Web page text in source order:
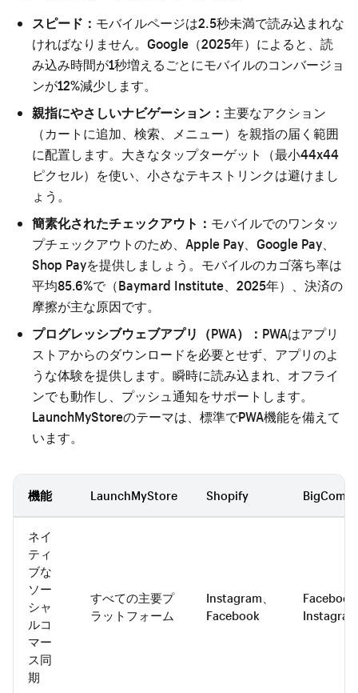
スピード： モバイルページは2.5秒未満で読み込まれな
ければなりません。Google（2025年）によると、読
み込み時間が1秒増えるごとにモバイルのコンバージョ
ンが12%減少します。
親指にやさしいナビゲーション： 主要なアクション
（カートに追加、検索、メニュー）を親指の届く範囲
に配置します。大きなタップターゲット（最小44x44
ピクセル）を使い、小さなテキストリンクは避けまし
ょう。
簡素化されたチェックアウト： モバイルでのワンタッ
プチェックアウトのため、Apple Pay、Google Pay、
Shop Payを提供しましょう。モバイルのカゴ落ち率は
平均85.6%で（Baymard Institute、2025年）、決済の
摩擦が主な原因です。
プログレッシブウェブアプリ（PWA）： PWAはアプリ
ストアからのダウンロードを必要とせず、アプリのよ
うな体験を提供します。瞬時に読み込まれ、オフライ
ンでも動作し、プッシュ通知をサポートします。
LaunchMyStoreのテーマは、標準でPWA機能を備えて
います。
機能 LaunchMyStore Shopify
ネイ
ティ
ブな
ソー
シャ
ルコ
マー
ス同
期
すべての主要プ
ラットフォーム
Instagram、
Facebook
Instagram